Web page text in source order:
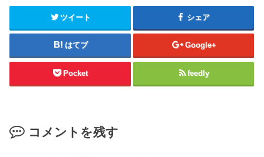
ツイート シェア
はてブ Google+
Pocket feedly
コメントを残す